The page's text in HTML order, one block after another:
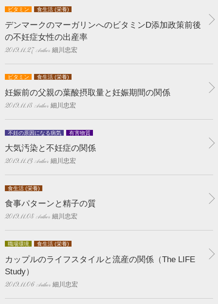
ビタミン 食生活 (栄養)
デンマークのマーガリンへのビタミンD添加政策前後
の不妊症女性の出産率
2019.11.27 細川忠宏
ビタミン 食生活 (栄養)
妊娠前の父親の葉酸摂取量と妊娠期間の関係
2019.11.18 細川忠宏
不妊の原因になる病気 有害物質
大気汚染と不妊症の関係
2019.11.13 細川忠宏
食生活 (栄養)
食事パターンと精子の質
2019.11.08 細川忠宏
職場環境 食生活 (栄養)
カップルのライフスタイルと流産の関係（The LIFE
Study）
2019.11.06 細川忠宏